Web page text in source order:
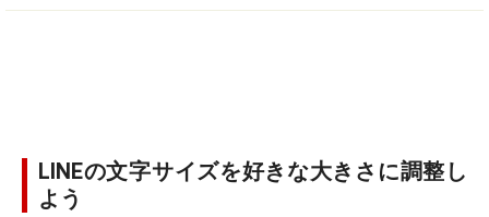
LINEの文字サイズを好きな大きさに調整し
よう